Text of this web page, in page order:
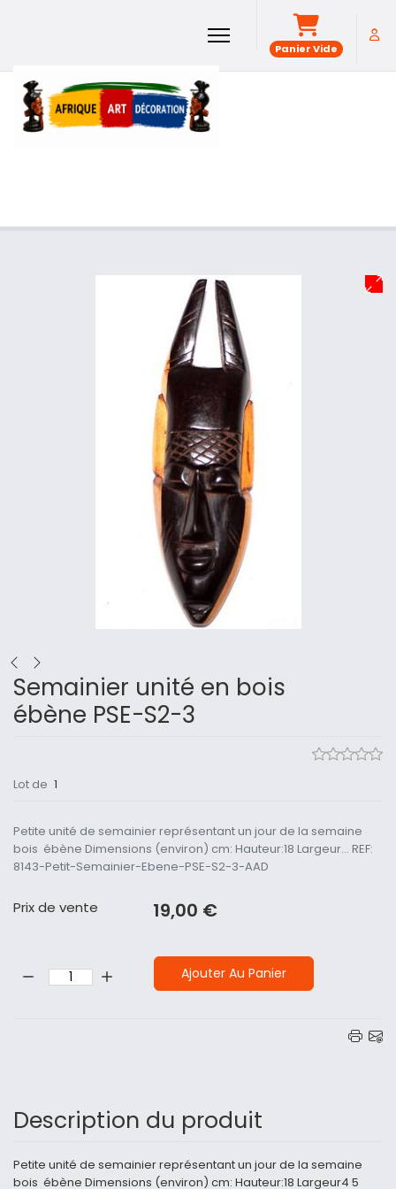
Panier Vide
Semainier unité en bois
ébène PSE-S2-3
Lot de 1
Petite unité de semainier représentant un jour de la semaine
bois ébène Dimensions (environ) cm: Hauteur:18 Largeur... REF:
8143-Petit-Semainier-Ebene-PSE-S2-3-AAD
Prix ​​de vente 19,00 €
Ajouter Au Panier
Description du produit
Petite unité de semainier représentant un jour de la semaine
bois ébène Dimensions (environ) cm: Hauteur:18 Largeur4 5